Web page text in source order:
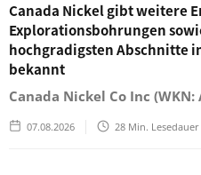
Canada Nickel gibt weitere
Explorationsbohrungen
hochgradigsten Abschnitte
bekannt
Canada Nickel Co Inc (WKN:
07.08.2026 28 Min. Lesedauer